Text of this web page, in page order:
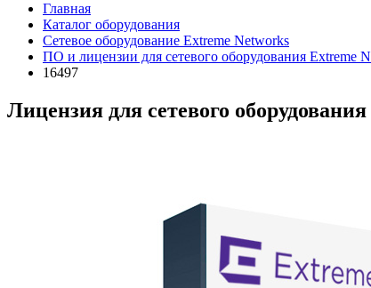
Главная
Каталог оборудования
Сетевое оборудование Extreme Networks
ПО и лицензии для сетевого оборудования Extreme
16497
Лицензия для сетевого